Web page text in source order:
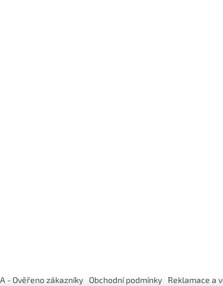
- Ověřeno zákazníky Obchodní podmínky Reklamace a